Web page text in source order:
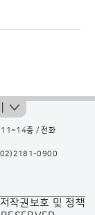
11~14층 / 전화
0900
저작권보호 및 정책